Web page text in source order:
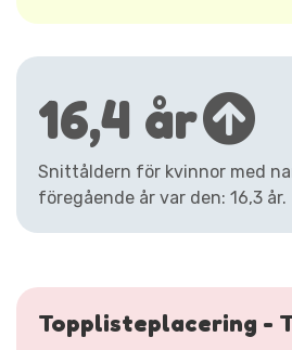
16,4 år
Snittåldern för kvinnor med
föregående år var den: 16,3 år.
Topplisteplacering -